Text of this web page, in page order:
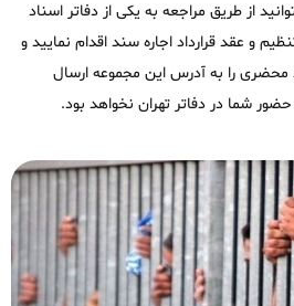
از طریق مراجعه به یکی از دفاتر اسناد
و عقد قرارداد اجاره سند اقدام نمایید و
محضری را به آدرس این مجموعه ارسال
شما در دفاتر تهران نخواهد بود.